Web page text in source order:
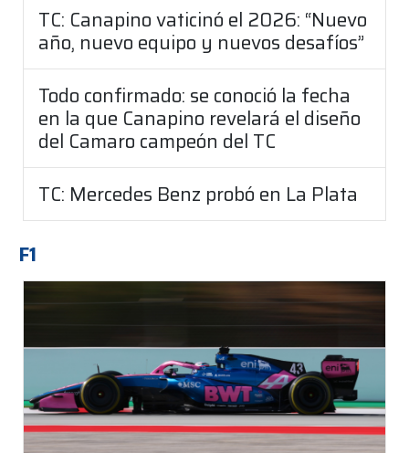
TC: Canapino vaticinó el 2026: “Nuevo
año, nuevo equipo y nuevos desafíos”
Todo confirmado: se conoció la fecha
en la que Canapino revelará el diseño
del Camaro campeón del TC
TC: Mercedes Benz probó en La Plata
F1